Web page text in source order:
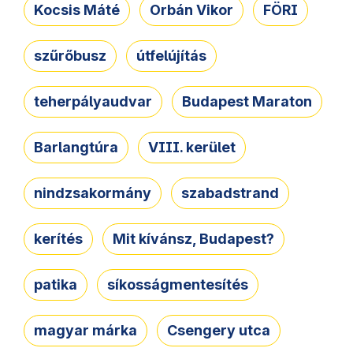
Kocsis Máté Orbán Vikor FÖRI
szűrőbusz útfelújítás
teherpályaudvar Budapest Maraton
Barlangtúra VIII. kerület
nindzsakormány szabadstrand
kerítés Mit kívánsz, Budapest?
patika síkosságmentesítés
magyar márka Csengery utca